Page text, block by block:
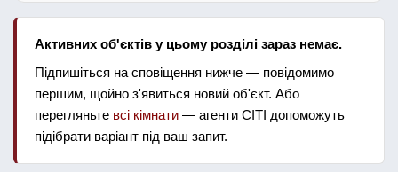
Активних об'єктів у цьому розділі зараз немає.
Підпишіться на сповіщення нижче — повідомимо
першим, щойно з'явиться новий об'єкт. Або
перегляньте всі кімнати — агенти СІТІ допоможуть
підібрати варіант під ваш запит.